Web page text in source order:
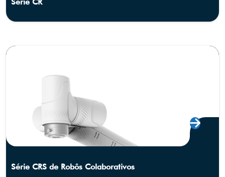
Série CRS de Robôs Colaborativos